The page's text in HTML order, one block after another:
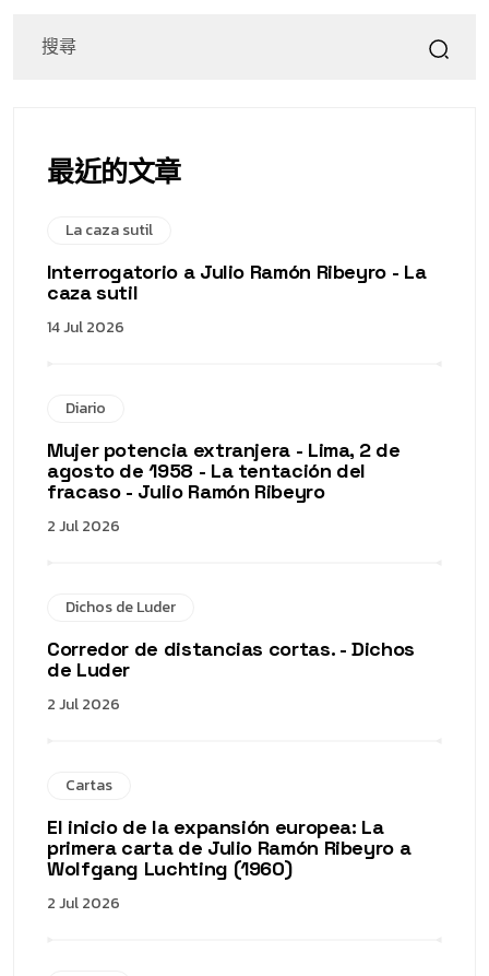
最近的文章
La caza sutil
Interrogatorio a Julio Ramón Ribeyro - La
caza sutil
14 Jul 2026
Diario
Mujer potencia extranjera - Lima, 2 de
agosto de 1958 - La tentación del
fracaso - Julio Ramón Ribeyro
2 Jul 2026
Dichos de Luder
Corredor de distancias cortas. - Dichos
de Luder
2 Jul 2026
Cartas
El inicio de la expansión europea: La
primera carta de Julio Ramón Ribeyro a
Wolfgang Luchting (1960)
2 Jul 2026